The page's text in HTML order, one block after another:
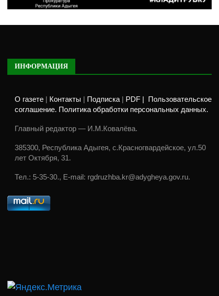
ИНФОРМАЦИЯ
О газете Контакты Подписка PDF |
Пользовательское
соглашение. Политика обработки персональных данных.
Главный редактор — И.М.Ковалёва.
385300, Республика Адыгея, с.Красногвардейское, ул.50
лет Октября, 31.
Тел.: 5-35-30., E-mail: rgdruzhba.kr@adygheya.gov.ru.